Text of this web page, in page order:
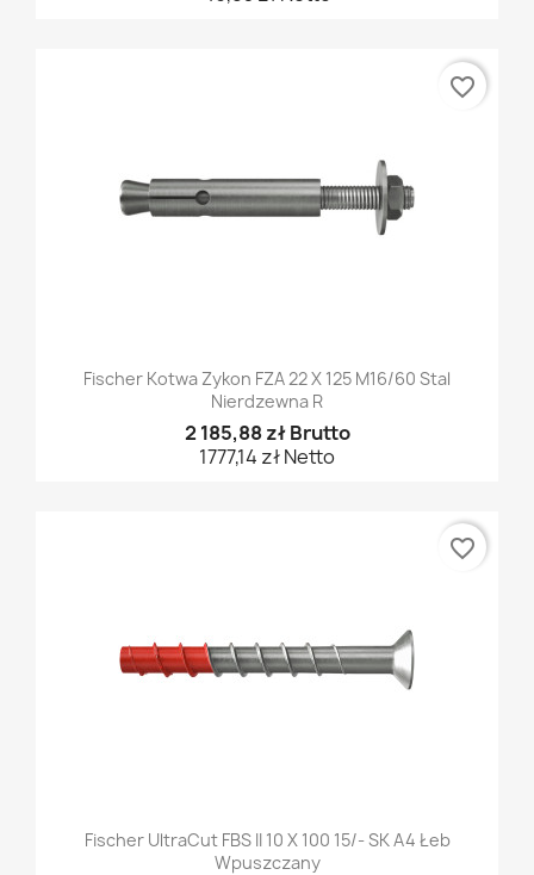
Fischer Kotwa Zykon FZA 22 X 125 M16/60 Stal
Nierdzewna R
2 185,88 zł Brutto
1777,14 zł Netto
favorite_border
Fischer UltraCut FBS II 10 X 100 15/- SK A4 Łeb
Wpuszczany
favorite_border